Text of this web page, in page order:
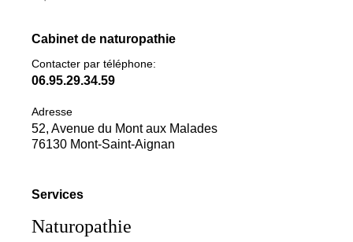
Cabinet de naturopathie
Contacter par téléphone:
06.95.29.34.59
Adresse
52, Avenue du Mont aux Malades
76130 Mont-Saint-Aignan
Services
Naturopathie